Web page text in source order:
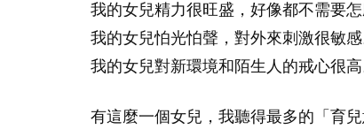
我的女兒精力很旺盛，好像都不需要怎
我的女兒怕光怕聲，對外來刺激很敏感
我的女兒對新環境和陌生人的戒心很高
有這麼一個女兒，我聽得最多的「育